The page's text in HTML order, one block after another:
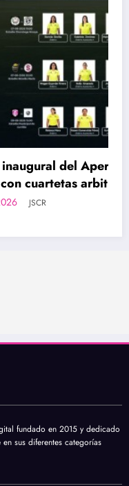
2026
100 %
fundado en 2015 y dedicado
sus diferentes categorías